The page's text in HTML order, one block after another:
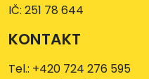
IČ: 251 78 644
KONTAKT
Tel.: +420 724 276 595